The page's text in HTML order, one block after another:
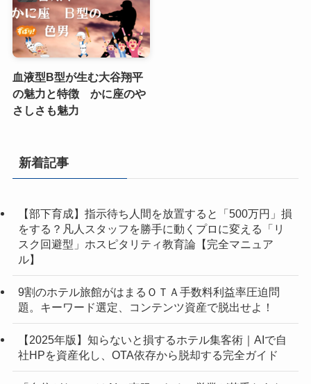
血液型B型が生む大谷翔平
の魅力と特徴 かに座のや
さしさも魅力
新着記事
【部下育成】指示待ち人間を放置すると「500万円」損
をする？凡人スタッフを勝手に動くプロに変える「リ
スク回避型」ホスピタリティ教育論【完全マニュア
ル】
9割のホテル旅館がはまるＯＴＡ手数料利益率圧迫問
題。キーワード選定、コンテンツ資産で脱出せよ！
【2025年版】知らないと損するホテル集客術｜AIで自
社HPを資産化し、OTA依存から脱却する完全ガイド